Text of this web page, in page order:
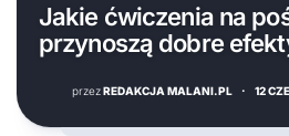
Jakie ćwiczenia na
przynoszą dobre
przezREDAKCJA MALANI.PL · 12